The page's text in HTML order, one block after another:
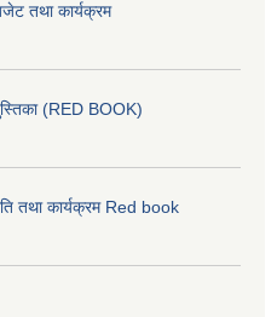
तथा कार्यक्रम
(RED BOOK)
तथा कार्यक्रम Red book